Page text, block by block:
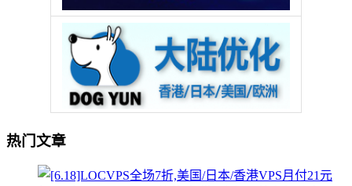
热门文章